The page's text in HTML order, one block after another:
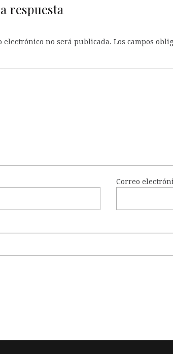
respuesta
electrónico no será publicada. Los campos
Correo